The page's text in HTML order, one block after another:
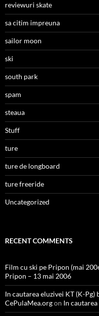
reviewuri skate
sa citim impreuna
sailor moon
ski
south park
spam
steaua
Stuff
ture
ture de longboard
ture freeride
Uncategorized
RECENT COMMENTS
Film cu ski pe Pripon (mai
Pripon – 13 mai 2006
In cautarea eluzivei KT (K-
CePulaMea.orgon In